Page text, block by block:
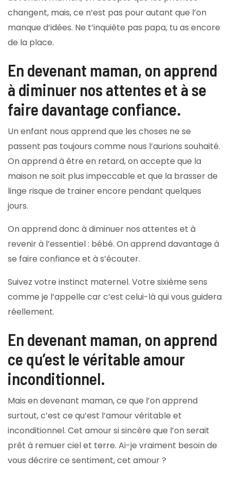
changent, mais, ce n’est pas pour autant que l’on
manque d’idées. Ne t’inquiète pas papa, tu as encore
de la place.
En devenant maman, on apprend
à diminuer nos attentes et à se
faire davantage confiance.
Un enfant nous apprend que les choses ne se
passent pas toujours comme nous l’aurions souhaité.
On apprend à être en retard, on accepte que la
maison ne soit plus impeccable et que la brasser de
linge risque de trainer encore pendant quelques
jours.
On apprend donc à diminuer nos attentes et à
revenir à l’essentiel : bébé. On apprend davantage à
se faire confiance et à s’écouter.
Suivez votre instinct maternel. Votre sixième sens
comme je l’appelle car c’est celui-là qui vous guidera
réellement.
En devenant maman, on apprend
ce qu’est le véritable amour
inconditionnel.
Mais en devenant maman, ce que l’on apprend
surtout, c’est ce qu’est l’amour véritable et
inconditionnel. Cet amour si sincère que l’on serait
prêt à remuer ciel et terre. Ai-je vraiment besoin de
vous décrire ce sentiment, cet amour ?